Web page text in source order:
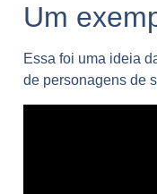
Um
Essa foi uma ideia
de personagens de